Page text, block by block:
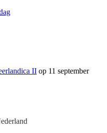
II op 11 september